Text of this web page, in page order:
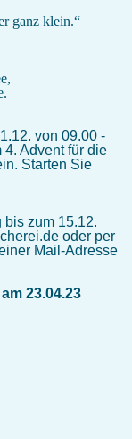
ganz klein.“
von 09.00 -
Advent für die
Starten Sie
zum 15.12.
oder per
Mail-Adresse
23.04.23